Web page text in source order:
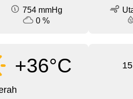
754 mmHg
0 %
+36°C